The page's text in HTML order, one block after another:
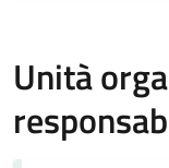
Unità